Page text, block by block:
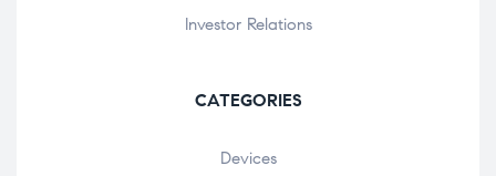
Investor Relations
CATEGORIES
Devices